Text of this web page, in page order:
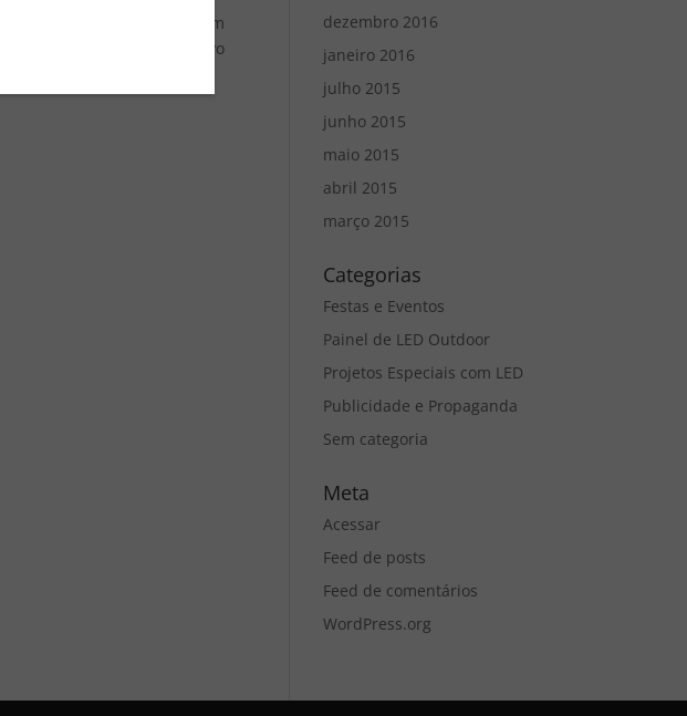
o fizer no intervalo entre um
acarreta a decadência, salvo
dezembro 2016
janeiro 2016
julho 2015
junho 2015
maio 2015
abril 2015
março 2015
Categorias
Festas e Eventos
Painel de LED Outdoor
Projetos Especiais com LED
Publicidade e Propaganda
Sem categoria
Meta
Acessar
Feed de posts
Feed de comentários
WordPress.org